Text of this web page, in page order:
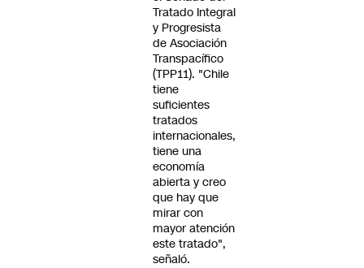
Tratado Integral
y Progresista
de Asociación
Transpacífico
(TPP11). "Chile
tiene
suficientes
tratados
internacionales,
tiene una
economía
abierta y creo
que hay que
mirar con
mayor atención
este tratado",
señaló.